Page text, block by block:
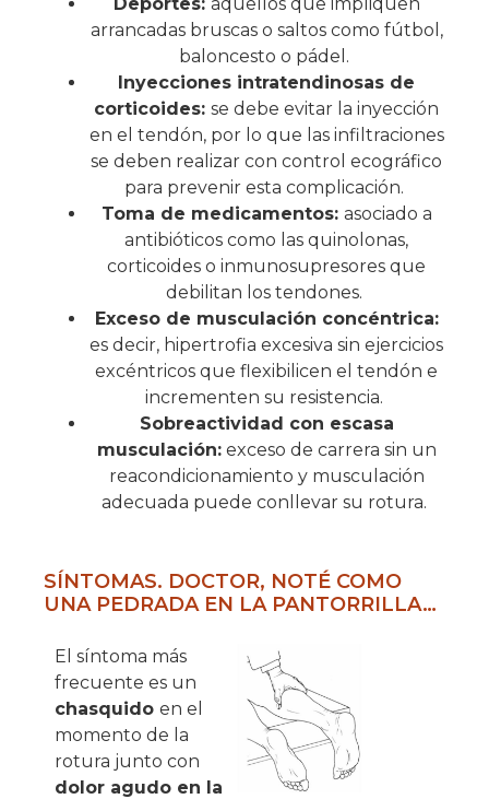
arrancadas bruscas o saltos como fútbol,
baloncesto o pádel.
Inyecciones intratendinosas de
corticoides: se debe evitar la inyección
en el tendón, por lo que las infiltraciones
se deben realizar con control ecográfico
para prevenir esta complicación.
Toma de medicamentos: asociado a
antibióticos como las quinolonas,
corticoides o inmunosupresores que
debilitan los tendones.
Exceso de musculación concéntrica:
es decir, hipertrofia excesiva sin ejercicios
excéntricos que flexibilicen el tendón e
incrementen su resistencia.
Sobreactividad con escasa
musculación:exceso de carrera sin un
reacondicionamiento y musculación
adecuada puede conllevar su rotura.
SÍNTOMAS. DOCTOR, NOTÉ COMO
UNA PEDRADA EN LA PANTORRILLA…
El síntoma más
frecuente es un
chasquido en el
momento de la
rotura junto con
dolor agudo en la